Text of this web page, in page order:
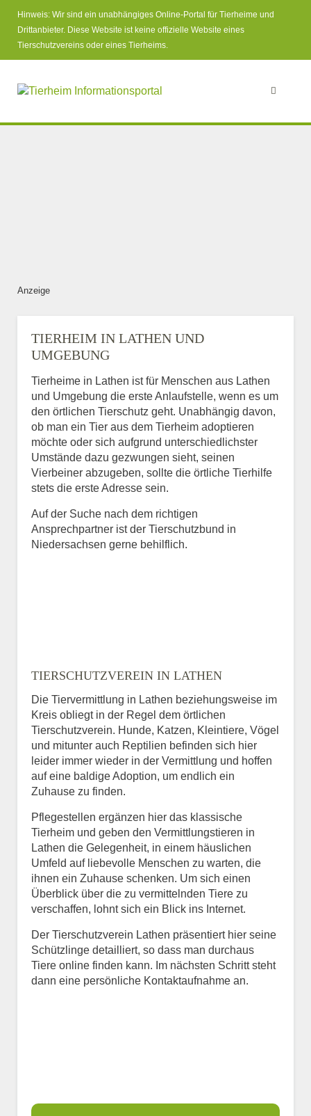
Hinweis: Wir sind ein unabhängiges Online-Portal für Tierheime und
Drittanbieter. Diese Website ist keine offizielle Website eines
Tierschutzvereins oder eines Tierheims.
Anzeige
TIERHEIM IN LATHEN UND
UMGEBUNG
Tierheime in Lathen ist für Menschen aus Lathen
und Umgebung die erste Anlaufstelle, wenn es um
den örtlichen Tierschutz geht. Unabhängig davon,
ob man ein Tier aus dem Tierheim adoptieren
möchte oder sich aufgrund unterschiedlichster
Umstände dazu gezwungen sieht, seinen
Vierbeiner abzugeben, sollte die örtliche Tierhilfe
stets die erste Adresse sein.
Auf der Suche nach dem richtigen
Ansprechpartner ist der Tierschutzbund in
Niedersachsen gerne behilflich.
TIERSCHUTZVEREIN IN LATHEN
Die Tiervermittlung in Lathen beziehungsweise im
Kreis obliegt in der Regel dem örtlichen
Tierschutzverein. Hunde, Katzen, Kleintiere, Vögel
und mitunter auch Reptilien befinden sich hier
leider immer wieder in der Vermittlung und hoffen
auf eine baldige Adoption, um endlich ein
Zuhause zu finden.
Pflegestellen ergänzen hier das klassische
Tierheim und geben den Vermittlungstieren in
Lathen die Gelegenheit, in einem häuslichen
Umfeld auf liebevolle Menschen zu warten, die
ihnen ein Zuhause schenken. Um sich einen
Überblick über die zu vermittelnden Tiere zu
verschaffen, lohnt sich ein Blick ins Internet.
Der Tierschutzverein Lathen präsentiert hier seine
Schützlinge detailliert, so dass man durchaus
Tiere online finden kann. Im nächsten Schritt steht
dann eine persönliche Kontaktaufnahme an.